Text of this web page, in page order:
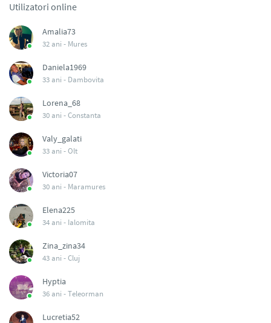
Utilizatori online
Amalia73
32 ani - Mures
Daniela1969
33 ani - Dambovita
Lorena_68
30 ani -Constanta
Valy_galati
33 ani -Olt
Victoria07
30 ani - Maramures
Elena225
34 ani - Ialomita
Zina_zina34
43 ani -Cluj
Hyptia
36 ani -Teleorman
Lucretia52